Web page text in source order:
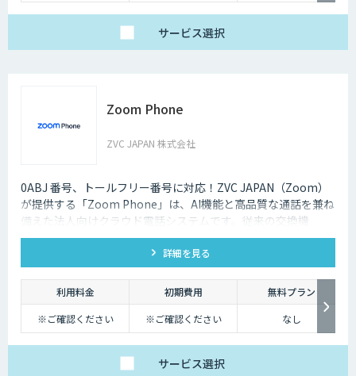
サービス選択
Zoom Phone
ZVC JAPAN 株式会社
0ABJ 番号、トールフリー番号に対応！ZVC JAPAN（Zoom）
が提供する「Zoom Phone」は、AI機能と高品質な通話を兼ね
備えた法人向けクラウド電話システムです。従来の交換機
（PBX）を必要としないため、導入や運用にかかるコストを大
詳細を見る
利用料金 初期費用
無料プラン
※ご確認ください
※ご確認ください なし
サービス選択